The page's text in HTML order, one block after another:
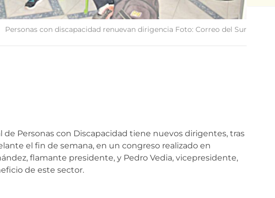
Personas con discapacidad renuevan dirigencia Foto: Correo del Sur
de Personas con Discapacidad tiene nuevos dirigentes, tras
el fin de semana, en un congreso realizado en
flamante presidente, y Pedro Vedia, vicepresidente,
de este sector.